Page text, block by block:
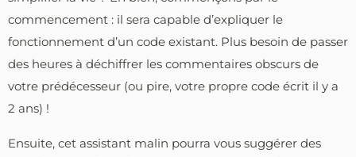
commencement : il sera capable d’expliquer le
fonctionnement d’un code existant. Plus besoin de passer
des heures à déchiffrer les commentaires obscurs de
votre prédécesseur (ou pire, votre propre code écrit il y a
2 ans) !
Ensuite, cet assistant malin pourra vous suggérer des